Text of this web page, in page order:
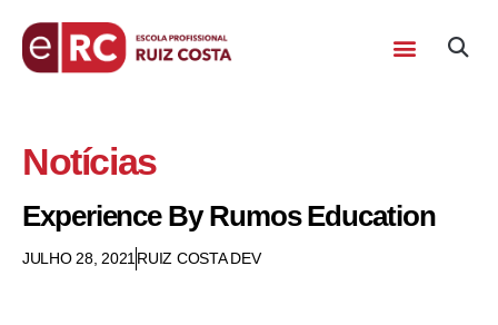
Notícias
Experience By Rumos Education
JULHO 28, 2021 RUIZ COSTA DEV